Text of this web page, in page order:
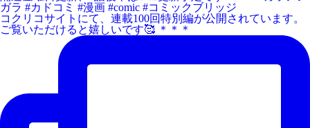
コクリコサイトにて、連載100回特別編が公開されています。
ご覧いただけると嬉しいです🥰 ＊＊＊